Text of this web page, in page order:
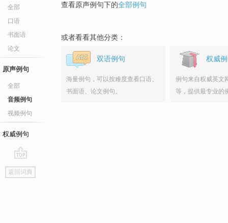
全部
口语
书面语
论文
原声例句
全部
音频例句
视频例句
权威例句
go
top
返回词典
查看原声例句下的全部例句
或者看看其他分类：
双语例句
海量例句，可以按难度查看口语、
书面语、论文例句。
权威
例句来自权威英文
等，提供最专业的